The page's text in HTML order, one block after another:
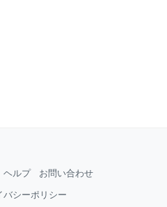
ヘルプ お問い合わせ
バシーポリシー